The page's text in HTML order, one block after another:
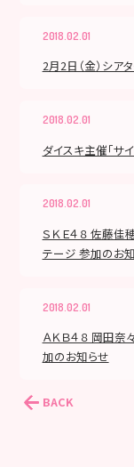
2018.02.01
2月2日（金）シア
2018.02.01
ダイスキ主催「サ
2018.02.01
ＳＫＥ４８ 佐藤佳
テージ 参加のお
2018.02.01
ＡＫＢ４８ 岡田奈
加のお知らせ
BACK